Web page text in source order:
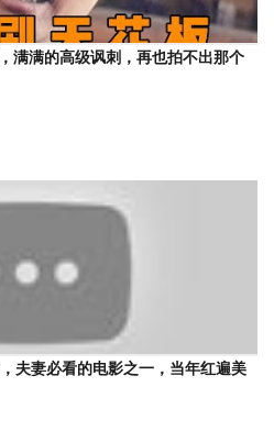
满满的高级讽刺，再也拍不出那个
夫妻必看的电影之一，当年红遍美